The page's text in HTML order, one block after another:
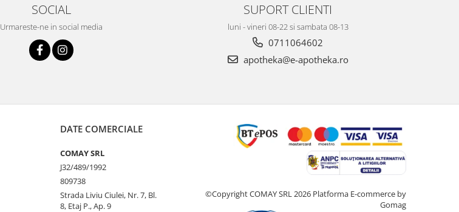
SOCIAL
Urmareste-ne in social media
SUPORT CLIENTI
luni - vineri 08-22 si sambata 08-13
0711064602
apotheka@e-apotheka.ro
DATE COMERCIALE
COMAY SRL
J32/489/1992
809738
Strada Liviu Ciulei, Nr. 7, Bl.
8, Etaj P., Ap. 9
©Copyright COMAY SRL 2026 Platforma E-commerce by
Gomag